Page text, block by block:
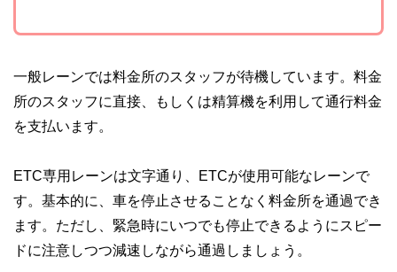
一般レーンでは料金所のスタッフが待機しています。料金
所のスタッフに直接、もしくは精算機を利用して通行料金
を支払います。
ETC専用レーンは文字通り、ETCが使用可能なレーンで
す。基本的に、車を停止させることなく料金所を通過でき
ます。ただし、緊急時にいつでも停止できるようにスピー
ドに注意しつつ減速しながら通過しましょう。